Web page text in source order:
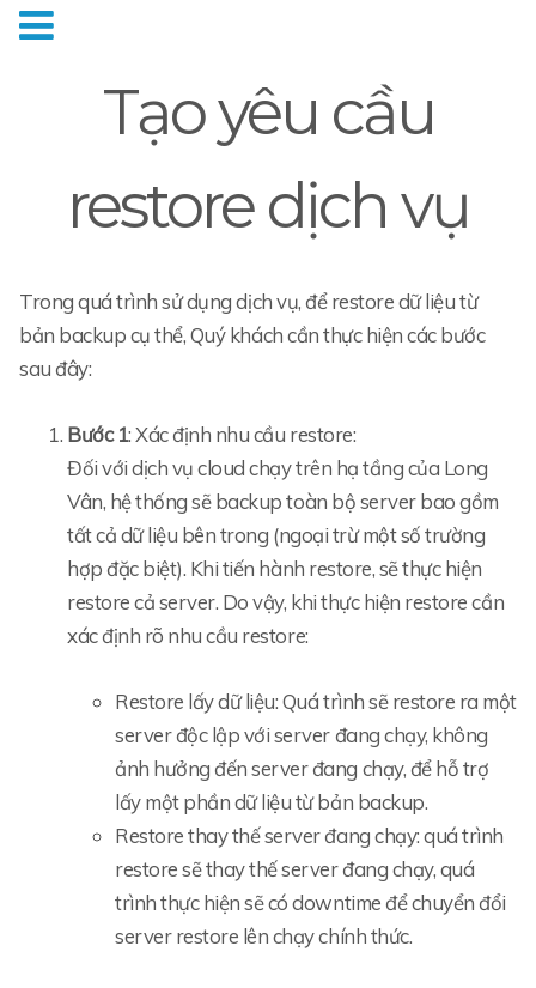
Tạo yêu cầu
restore dịch vụ
Trong quá trình sử dụng dịch vụ, để restore dữ liệu từ
bản backup cụ thể, Quý khách cần thực hiện các bước
sau đây:
Bước 1: Xác định nhu cầu restore:
Đối với dịch vụ cloud chạy trên hạ tầng của Long
Vân, hệ thống sẽ backup toàn bộ server bao gồm
tất cả dữ liệu bên trong (ngoại trừ một số trường
hợp đặc biệt). Khi tiến hành restore, sẽ thực hiện
restore cả server. Do vậy, khi thực hiện restore cần
xác định rõ nhu cầu restore:
Restore lấy dữ liệu: Quá trình sẽ restore ra một
server độc lập với server đang chạy, không
ảnh hưởng đến server đang chạy, để hỗ trợ
lấy một phần dữ liệu từ bản backup.
Restore thay thế server đang chạy: quá trình
restore sẽ thay thế server đang chạy, quá
trình thực hiện sẽ có downtime để chuyển đổi
server restore lên chạy chính thức.